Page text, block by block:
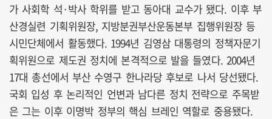
가 사회학 석·박사 학위를 받고 동아대 교수가 됐다. 이후 부
산경실련 기획위원장, 지방분권부산운동본부 집행위원장 등
시민단체에서 활동했다. 1994년 김영삼 대통령의 정책자문기
획위원으로 제도권 정치에 본격적으로 발을 들였다. 2004년
17대 총선에서 부산 수영구 한나라당 후보로 나서 당선됐다.
국회 입성 후 논리적인 언변과 남다른 정치 전략으로 주목받
은 그는 이후 이명박 정부의 핵심 브레인 역할로 중용됐다.